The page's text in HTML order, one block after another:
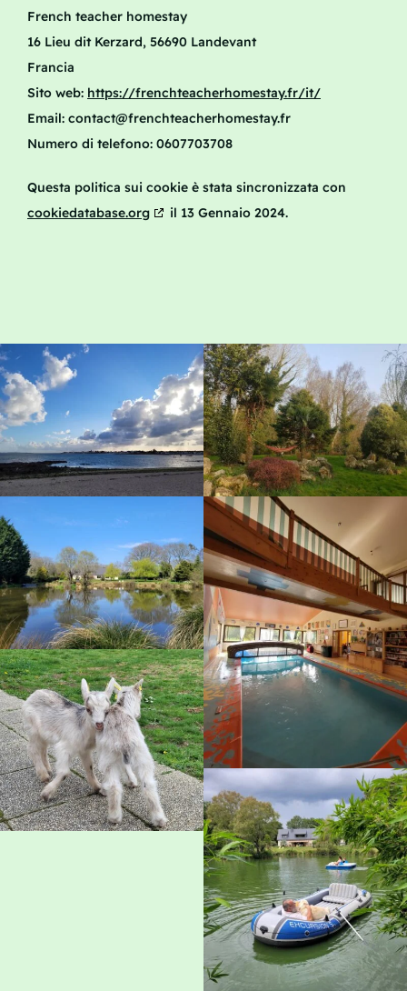
French teacher homestay
16 Lieu dit Kerzard, 56690 Landevant
Francia
Sito web: https://frenchteacherhomestay.fr/it/
Email: rf.yatsemohrehcaethcnerf@tcatnoc
Numero di telefono: 0607703708
Questa politica sui cookie è stata sincronizzata con
cookiedatabase.org
il 13 Gennaio 2024.